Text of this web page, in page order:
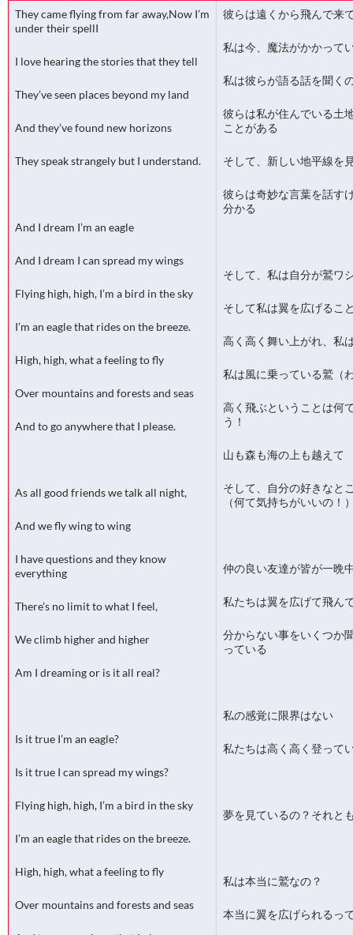
They came flying from far away,Now I’m
under their spellI
I love hearing the stories that they tell
They’ve seen places beyond my land
And they’ve found new horizons
They speak strangely but I understand.
And I dream I’m an eagle
And I dream I can spread my wings
Flying high, high, I’m a bird in the sky
I’m an eagle that rides on the breeze.
High, high, what a feeling to fly
Over mountains and forests and seas
And to go anywhere that I please.
As all good friends we talk all night,
And we fly wing to wing
I have questions and they know
everything
There’s no limit to what I feel,
We climb higher and higher
Am I dreaming or is it all real?
Is it true I’m an eagle?
Is it true I can spread my wings?
Flying high, high, I’m a bird in the sky
I’m an eagle that rides on the breeze.
High, high, what a feeling to fly
Over mountains and forests and seas
彼らは遠くから飛んで来
私は今、魔法がかかって
私は彼らが語る話を聞く
彼らは私が住んでいる土
ことがある
そして、新しい地平線を
彼らは奇妙な言葉を話す
分かる
そして、私は自分が鷲ワ
そして私は翼を広げるこ
高く高く舞い上がれ、私
私は風に乗っている鷲（
高く飛ぶということは何
う！
山も森も海の上も越えて
そして、自分の好きなと
（何て気持ちがいいの！
仲の良い友達が皆が一晩
私たちは翼を広げて飛ん
分からない事をいくつか
っている
私の感覚に限界はない
私たちは高く高く登って
夢を見ているの？それと
私は本当に鷲なの？
本当に翼を広げられるっ